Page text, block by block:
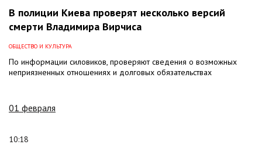
В полиции Киева проверят несколько версий
смерти Владимира Вирчиса
ОБЩЕСТВО И КУЛЬТУРА
По информации силовиков, проверяют сведения о возможных
неприязненных отношениях и долговых обязательствах
01 февраля
10:18